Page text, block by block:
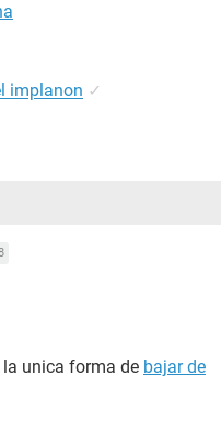
implanon ✓
la unica forma de bajar de